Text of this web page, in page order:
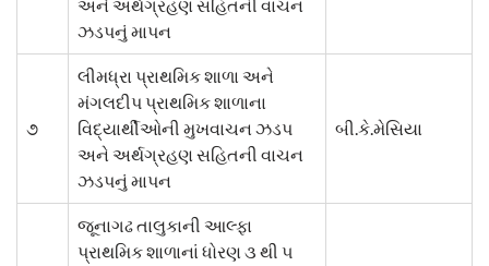
અને અર્થગ્રહણ સહિતની વાચન
ઝડપનું માપન
૭
લીમધ્રા પ્રાથમિક શાળા અને
મંગલદીપ પ્રાથમિક શાળાના
વિદ્યાર્થીઓની મુખવાચન ઝડપ
અને અર્થગ્રહણ સહિતની વાચન
ઝડપનું માપન
બી.કે.મેસિયા
જૂનાગઢ તાલુકાની આલ્ફા
પ્રાથમિક શાળાનાં ધોરણ ૩ થી ૫